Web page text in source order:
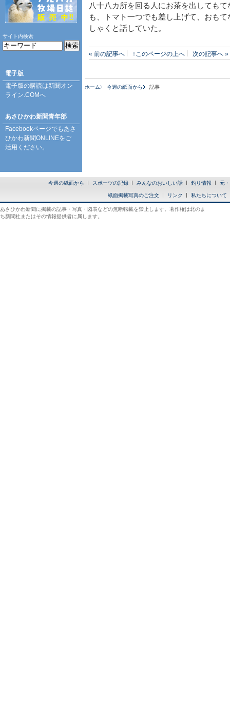
八十八カ所を回る人にお茶を出しても
も、トマト一つでも差し上げて、おも
しゃくと話していた。
« 前の記事へ ↑このページの上へ 次の記事へ »
ホーム 今週の紙面から 記事
サイト内検索
電子版
電子版の購読は新聞オン
ライン.COMへ
あさひかわ新聞青年部
Facebookページでもあさ
ひかわ新聞ONLINEをご
活用ください。
今週の紙面から スポーツの記録 みんなのおいしい話 釣り情報 元
紙面掲載写真のご注文 リンク 私たちについて
あさひかわ新聞に掲載の記事・写真・図表などの無断転載を禁止します。著作権は北のま
ち新聞社またはその情報提供者に属します。